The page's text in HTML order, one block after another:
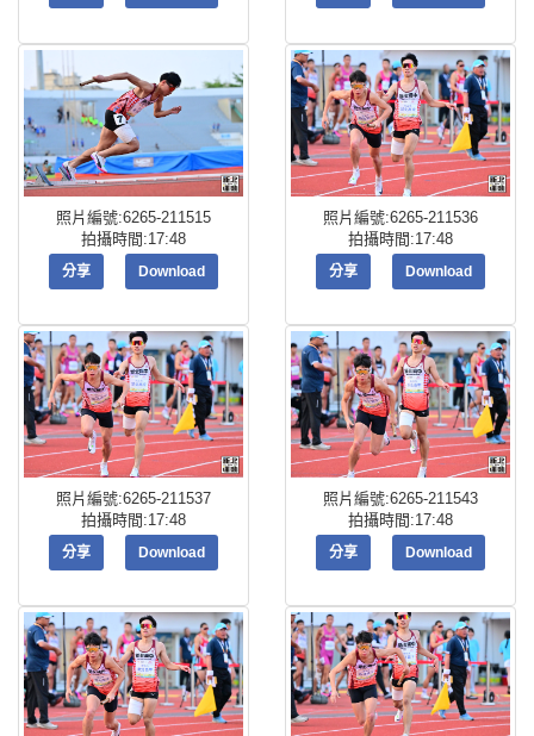
照片編號:6265-211515
拍攝時間:17:48
分享 Download
照片編號:6265-211536
拍攝時間:17:48
分享 Download
照片編號:6265-211537
拍攝時間:17:48
分享 Download
照片編號:6265-211543
拍攝時間:17:48
分享 Download